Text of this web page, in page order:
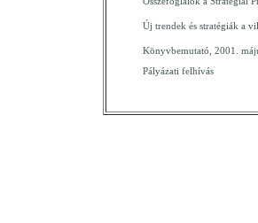
Új trendek és stratégiák a
Könyvbemutató, 2001.
Pályázati felhívás